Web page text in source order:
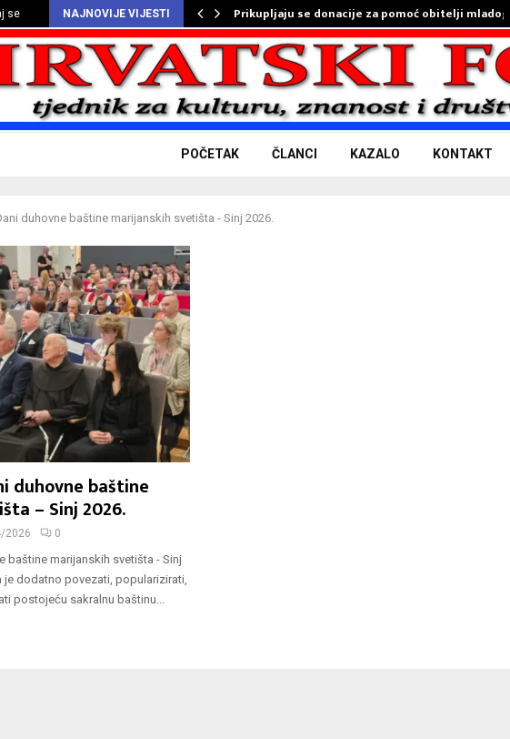
se NAJNOVIJE VIJESTI
povijesnom grbu Prikupljaju se donacije za pomoć obitelji mladog…
POČETAK ČLANCI KAZALO KONTAKT
duhovne baštine marijanskih svetišta - Sinj 2026.
duhovne baštine
– Sinj 2026.
2026 0
baštine marijanskih svetišta - Sinj
je dodatno povezati, popularizirati,
postojeću sakralnu baštinu...